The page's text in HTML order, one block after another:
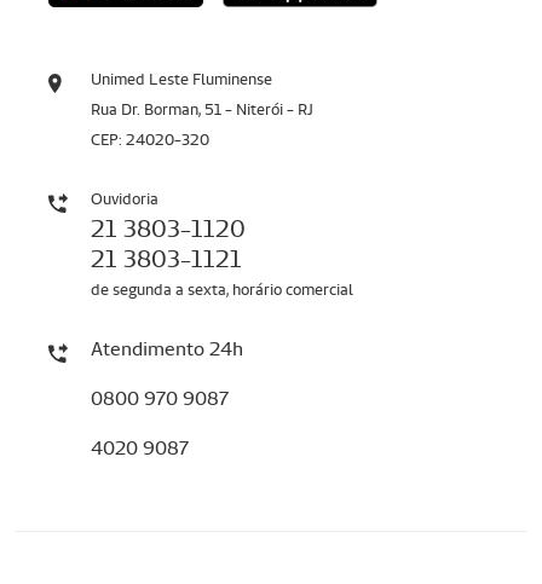
Unimed Leste Fluminense
Rua Dr. Borman, 51 - Niterói - RJ
CEP: 24020-320
Ouvidoria
21 3803-1120
21 3803-1121
de segunda a sexta, horário comercial
Atendimento 24h
0800 970 9087
4020 9087